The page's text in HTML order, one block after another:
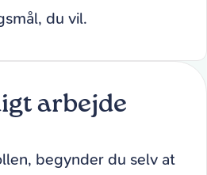
du vil.
arbejde
begynder du selv at